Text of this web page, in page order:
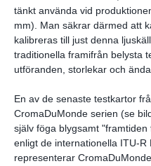
tänkt använda vid
mm). Man säkrar därmed att
kalibreras till just denna
traditionella framifrån belysta
utföranden, storlekar och
En av de senaste testkartor
CromaDuMonde serien (se
själv föga blygsamt
enligt de internationella ITU-R
representerar